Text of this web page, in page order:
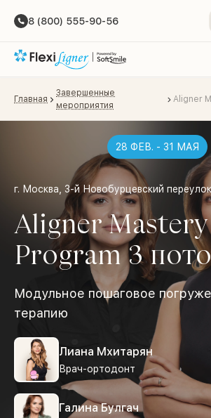
8 (800) 555-90-56
Главная
Завершенные
мероприятия
28 ФЕВ. - 31 МАЯ
г. Москва, 3-й Новобурцевский
Aligner Mastery
Program 3
Модульное пошаговое
терапию
Лиана Мхитарян
Врач-ортодонт
Галина Булгач